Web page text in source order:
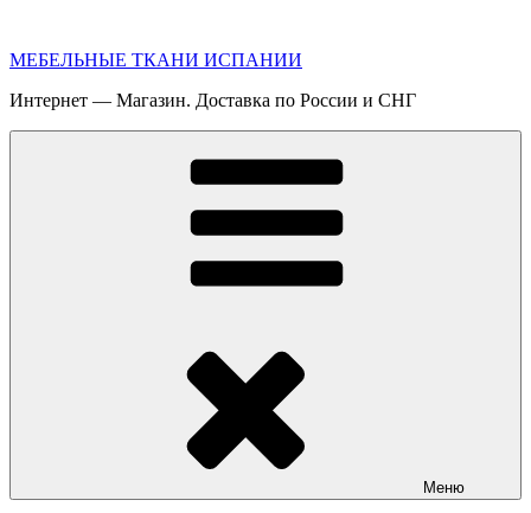
содержимому
МЕБЕЛЬНЫЕ ТКАНИ ИСПАНИИ
Интернет — Магазин. Доставка по России и СНГ
Меню